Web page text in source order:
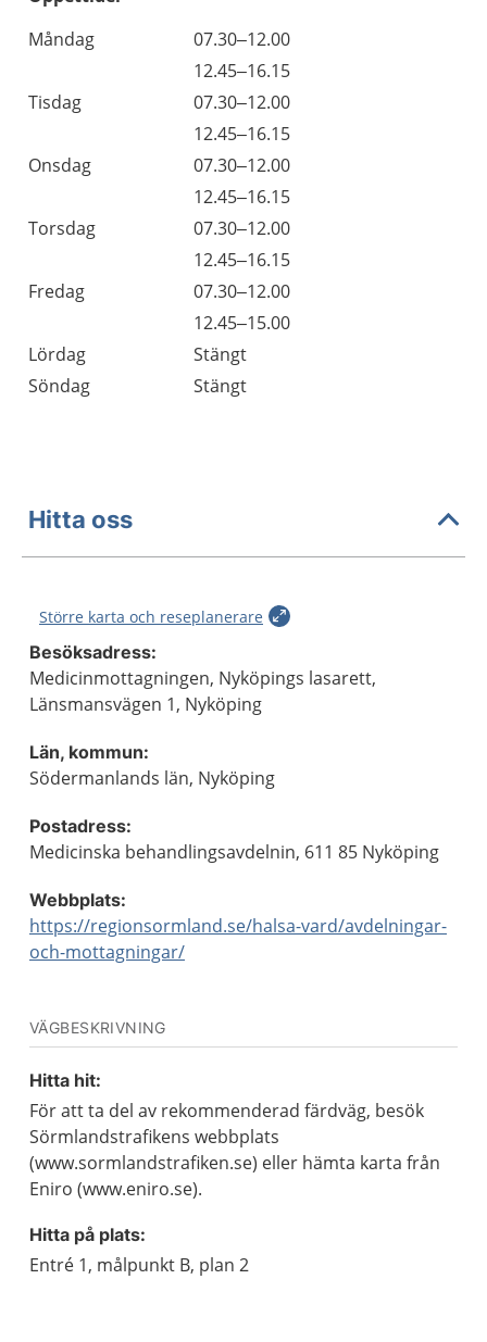
Dag
Öppettider
Kommentarer
Måndag
07.30–12.00
12.45–16.15
Tisdag
07.30–12.00
12.45–16.15
Onsdag
07.30–12.00
12.45–16.15
Torsdag
07.30–12.00
12.45–16.15
Fredag
07.30–12.00
12.45–15.00
Lördag
Stängt
Söndag
Stängt
Hitta oss
Större karta och reseplanerare
Besöksadress:
Medicinmottagningen, Nyköpings lasarett,
Länsmansvägen 1, Nyköping
Län, kommun:
Södermanlands län, Nyköping
Postadress:
Medicinska behandlingsavdelnin, 611 85 Nyköping
Webbplats:
https://regionsormland.se/halsa-vard/avdelningar-
och-mottagningar/
VÄGBESKRIVNING
Hitta hit:
För att ta del av rekommenderad färdväg, besök
Sörmlandstrafikens webbplats
(www.sormlandstrafiken.se) eller hämta karta från
Eniro (www.eniro.se).
Hitta på plats:
Entré 1, målpunkt B, plan 2